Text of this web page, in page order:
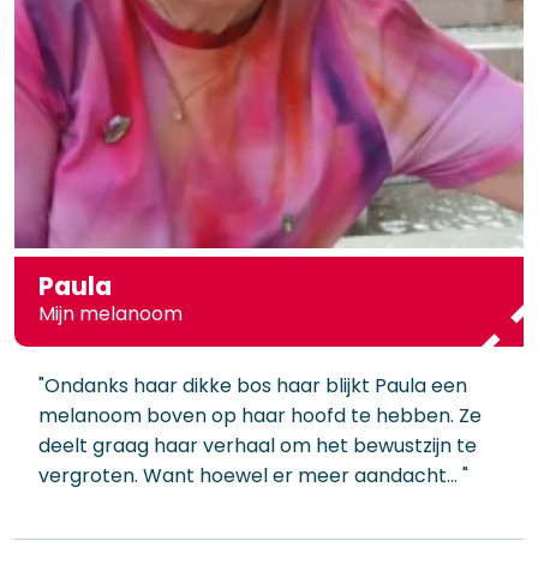
Paula
Mijn melanoom
"Ondanks haar dikke bos haar blijkt Paula een
melanoom boven op haar hoofd te hebben. Ze
deelt graag haar verhaal om het bewustzijn te
vergroten. Want hoewel er meer aandacht… "